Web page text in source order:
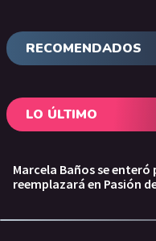
RECOMENDADOS
LO ÚLTIMO
Marcela Baños se enteró
reemplazará en Pasión